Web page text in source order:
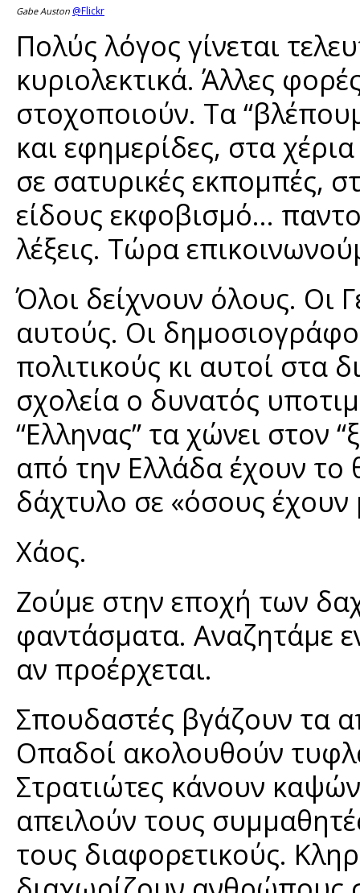
Gabe Auston @Flickr
Πολύς λόγος γίνεται
κυριολεκτικά. Άλλες
στοχοποιούν. Τα
και εφημερίδες, στα
σε σατυρικές εκπομπές,
είδους εκφοβισμό…
λέξεις. Τώρα
Όλοι δείχνουν όλους. Οι
αυτούς. Οι
πολιτικούς κι αυτοί στα
σχολεία ο δυνατός
“Ελληνας” τα χώνει στον
από την Ελλάδα έχουν το
δάχτυλο σε «όσους έχουν
Χάος.
Ζούμε στην εποχή των
φαντάσματα. Αναζητάμε
αν προέρχεται.
Σπουδαστές βγάζουν τα
Οπαδοί ακολουθούν
Στρατιώτες κάνουν
απειλούν τους
τους διαφορετικούς.